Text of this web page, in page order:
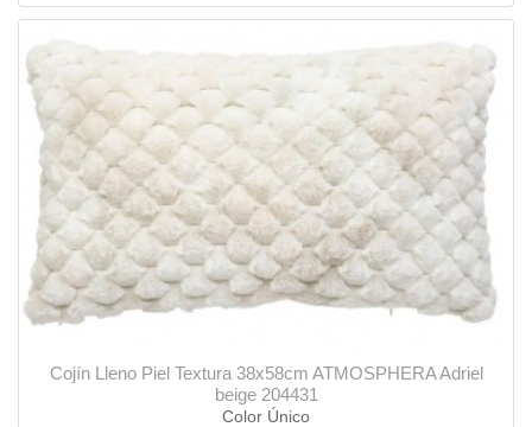
Cojín Lleno Piel Textura 38x58cm ATMOSPHERA Adriel
beige 204431
Color Único